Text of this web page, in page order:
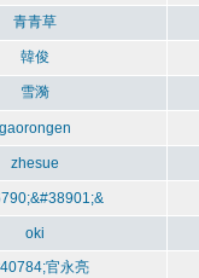
青青草
韓俊
雪漪
gaorongen
zhesue
oki
官永亮